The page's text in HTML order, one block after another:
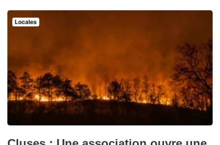
Locales